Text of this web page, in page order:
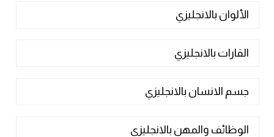
الألوان بالانجليزي
القارات بالانجليزي
جسم الانسان بالانجليزي
الوظائف والمهن بالانجليزي